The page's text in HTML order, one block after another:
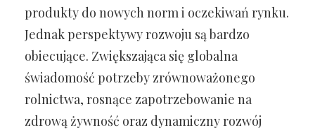
produkty do nowych norm i oczekiwań rynku.
Jednak perspektywy rozwoju są bardzo
obiecujące. Zwiększająca się globalna
świadomość potrzeby zrównoważonego
rolnictwa, rosnące zapotrzebowanie na
zdrową żywność oraz dynamiczny rozwój